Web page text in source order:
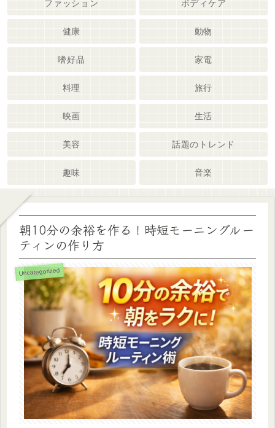
ファッション ボディケア
健康 動物
嗜好品 家電
料理 旅行
映画 生活
美容 話題のトレンド
趣味 音楽
朝10分の余裕を作る！時短モーニングルー
ティンの作り方
Uncategorized